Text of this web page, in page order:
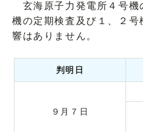
玄海原子力発電所４号機
機の定期検査及び１、２
響はありません。
判明日
９月７日